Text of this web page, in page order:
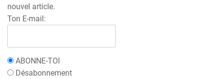
nouvel article.
Ton E-mail:
ABONNE-TOI
Désabonnement